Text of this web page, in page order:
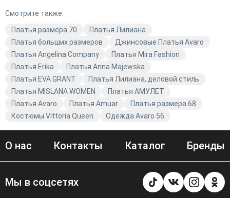
Смотрите также:
Платья размера 70
Платья Лилиана
Платья больших размеров
Джинсовые Платья Avaro
Платья Angelina Company
Платья Mira Fashion
Платья Erika
Платья Anna Majewska
Платья EVA GRANT
Платья Лилиана, деловой стиль
Платья MISLANA WOMEN
Платья АМУЛЕТ
Платья Avaro
Платья Amuar
Платья размера 68
Костюмы Vittoria Queen
Одежда Avaro 56
О нас Контакты Каталог Бренды
Мы в соцсетях